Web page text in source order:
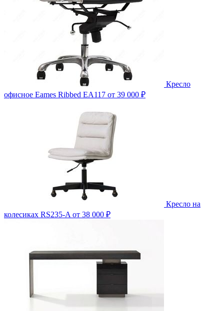
Кресло
офисное Eames Ribbed EA117 от 39 000 ₽
Кресло на
колесиках RS235-A от 38 000 ₽